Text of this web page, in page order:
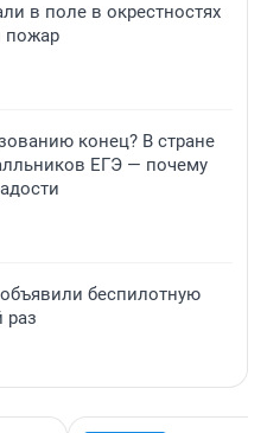
в поле в окрестностях
пожар
конец? В стране
ЕГЭ — почему
беспилотную
раз